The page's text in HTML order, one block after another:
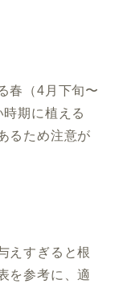
春（4月下旬〜
期に植える
るため注意が
えすぎると根
を参考に、適